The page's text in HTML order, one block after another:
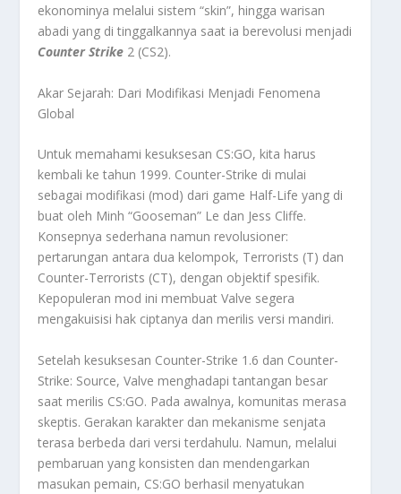
ekonominya melalui sistem “skin”, hingga warisan
abadi yang di tinggalkannya saat ia berevolusi menjadi
Counter Strike 2 (CS2).
Akar Sejarah: Dari Modifikasi Menjadi Fenomena
Global
Untuk memahami kesuksesan CS:GO, kita harus
kembali ke tahun 1999. Counter-Strike di mulai
sebagai modifikasi (mod) dari game Half-Life yang di
buat oleh Minh “Gooseman” Le dan Jess Cliffe.
Konsepnya sederhana namun revolusioner:
pertarungan antara dua kelompok, Terrorists (T) dan
Counter-Terrorists (CT), dengan objektif spesifik.
Kepopuleran mod ini membuat Valve segera
mengakuisisi hak ciptanya dan merilis versi mandiri.
Setelah kesuksesan Counter-Strike 1.6 dan Counter-
Strike: Source, Valve menghadapi tantangan besar
saat merilis CS:GO. Pada awalnya, komunitas merasa
skeptis. Gerakan karakter dan mekanisme senjata
terasa berbeda dari versi terdahulu. Namun, melalui
pembaruan yang konsisten dan mendengarkan
masukan pemain, CS:GO berhasil menyatukan